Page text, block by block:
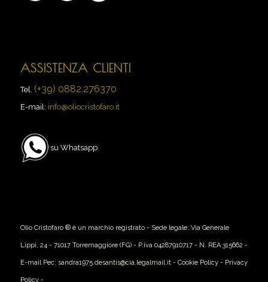
ASSISTENZA CLIENTI
Tel. (+39) 0882.276370
E-mail: info@oliocristofaro.it
su Whatsapp
Olio Cristofaro ® è un marchio registrato - Sede legale: Via Generale
Lippi, 24 - 71017 Torremaggiore (FG) - P.iva 04287910717 - N. REA 315662 -
E-mail Pec: sandra1975.desantis@cia.legalmail.it - Cookie Policy- Privacy
Policy-